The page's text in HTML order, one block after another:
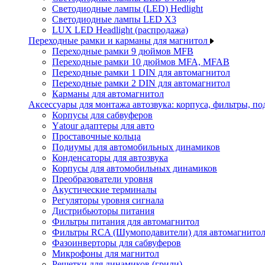
Светодиодные лампы (LED) Hedlight
Светодиодные лампы LED X3
LUX LED Headlight (распродажа)
Переходные рамки и карманы для магнитол
Переходные рамки 9 дюймов MFB
Переходные рамки 10 дюймов MFA, MFAB
Переходные рамки 1 DIN для автомагнитол
Переходные рамки 2 DIN для автомагнитол
Карманы для автомагнитол
Аксессуары для монтажа автозвука: корпуса, фильтры,
Корпусы для сабвуферов
Yаtour адаптеры для авто
Проставочные кольца
Подиумы для автомобильных динамиков
Конденсаторы для автозвука
Корпусы для автомобильных динамиков
Преобразователи уровня
Акустические терминалы
Регуляторы уровня сигнала
Дистрибьюторы питания
Фильтры питания для автомагнитол
Фильтры RCA (Шумоподавители) для автомагнитол
Фазоинверторы для сабвуферов
Микрофоны для магнитол